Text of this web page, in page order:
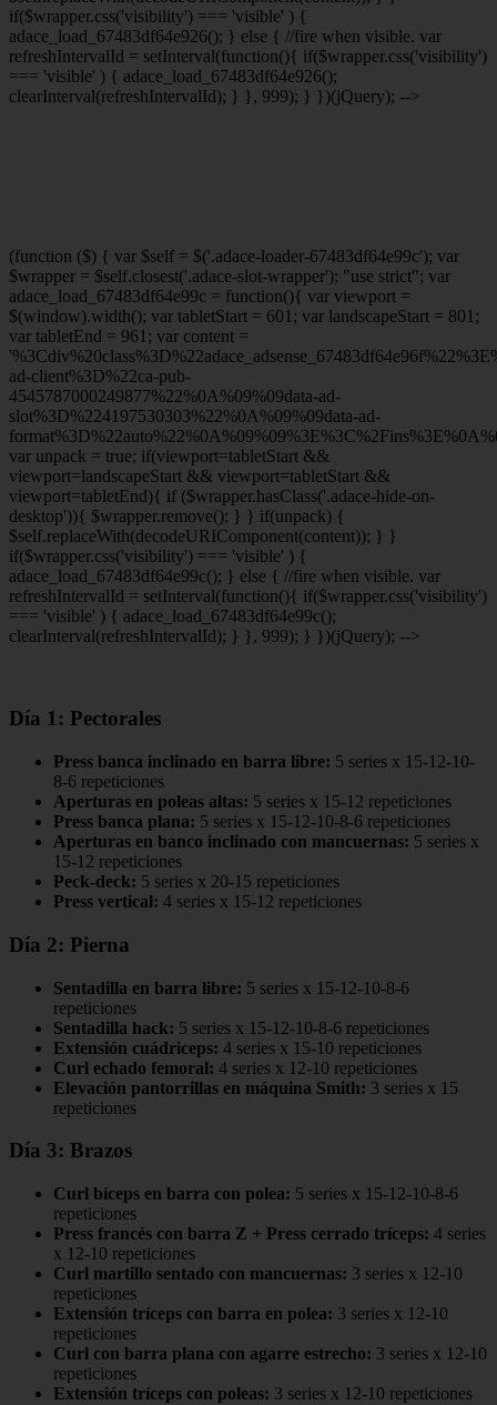
if($wrapper.css('visibility') === 'visible' ) {
adace_load_67483df64e926(); } else { //fire when visible. var
refreshIntervalId = setInterval(function(){ if($wrapper.css('visibility')
=== 'visible' ) { adace_load_67483df64e926();
clearInterval(refreshIntervalId); } }, 999); } })(jQuery); -->
(function ($) { var $self = $('.adace-loader-67483df64e99c'); var
$wrapper = $self.closest('.adace-slot-wrapper'); "use strict"; var
adace_load_67483df64e99c = function(){ var viewport =
$(window).width(); var tabletStart = 601; var landscapeStart = 801;
var tabletEnd = 961; var content =
ad-client%3D%22ca-pub-
4545787000249877%22%0A%09%09data-ad-
slot%3D%224197530303%22%0A%09%09data-ad-
var unpack = true; if(viewport=tabletStart &&
viewport=landscapeStart && viewport=tabletStart &&
viewport=tabletEnd){ if ($wrapper.hasClass('.adace-hide-on-
desktop')){ $wrapper.remove(); } } if(unpack) {
$self.replaceWith(decodeURIComponent(content)); } }
if($wrapper.css('visibility') === 'visible' ) {
adace_load_67483df64e99c(); } else { //fire when visible. var
refreshIntervalId = setInterval(function(){ if($wrapper.css('visibility')
=== 'visible' ) { adace_load_67483df64e99c();
clearInterval(refreshIntervalId); } }, 999); } })(jQuery); -->
Día 1: Pectorales
Press banca inclinado en barra libre: 5 series x 15-12-10-
8-6 repeticiones
Aperturas en poleas altas: 5 series x 15-12 repeticiones
Press banca plana: 5 series x 15-12-10-8-6 repeticiones
Aperturas en banco inclinado con mancuernas: 5 series x
15-12 repeticiones
Peck-deck: 5 series x 20-15 repeticiones
Press vertical: 4 series x 15-12 repeticiones
Día 2: Pierna
Sentadilla en barra libre: 5 series x 15-12-10-8-6
repeticiones
Sentadilla hack: 5 series x 15-12-10-8-6 repeticiones
Extensión cuádriceps: 4 series x 15-10 repeticiones
Curl echado femoral: 4 series x 12-10 repeticiones
Elevación pantorrillas en máquina Smith: 3 series x 15
repeticiones
Día 3: Brazos
Curl bíceps en barra con polea: 5 series x 15-12-10-8-6
repeticiones
Press francés con barra Z + Press cerrado tríceps: 4 series
x 12-10 repeticiones
Curl martillo sentado con mancuernas: 3 series x 12-10
repeticiones
Extensión tríceps con barra en polea: 3 series x 12-10
repeticiones
Curl con barra plana con agarre estrecho: 3 series x 12-10
repeticiones
Extensión tríceps con poleas: 3 series x 12-10 repeticiones